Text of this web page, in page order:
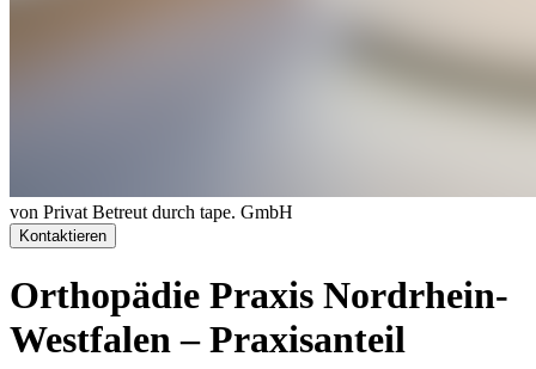
von Privat Betreut durch tape. GmbH
Kontaktieren
Orthopädie Praxis Nordrhein-
Westfalen – Praxisanteil